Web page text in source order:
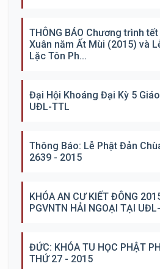
THÔNG BÁO Chương trình
Xuân năm Ất Mùi (2015) và
Lặc Tôn Ph...
Đại Hội Khoáng Đại Kỳ 5
UĐL-TTL
Thông Báo: Lễ Phật Đản
2639 - 2015
KHÓA AN CƯ KIẾT ĐÔNG
PGVNTN HẢI NGOẠI TẠI
ĐỨC: KHÓA TU HỌC PHẬT
THỨ 27 - 2015